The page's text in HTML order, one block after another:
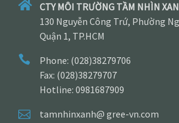
CTY MÔI TRƯỜNG TẦM NHÌN
130 Nguyễn Công Trứ, Phường
Quận 1, TP.HCM
Phone: (028)38279706
Fax: (028)38279707
Hotline: 0981687909
tamnhinxanh@ gree-vn.com